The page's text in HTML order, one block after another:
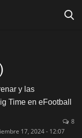
y las
Time en eFootball
17, 2024 - 12:07
8